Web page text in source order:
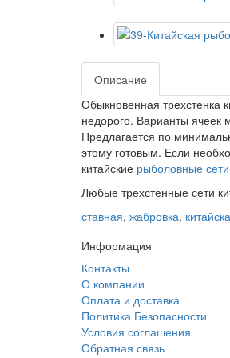
Описание
Обыкновенная трехстенка
недорого. Варианты ячеек
Предлагается по
этому готовым. Если
китайские рыболовные сети
Любые трехстенные сети
ставная, жабровка,
Информация
Контакты
О компании
Оплата и доставка
Политика Безопасности
Условия соглашения
Обратная связь